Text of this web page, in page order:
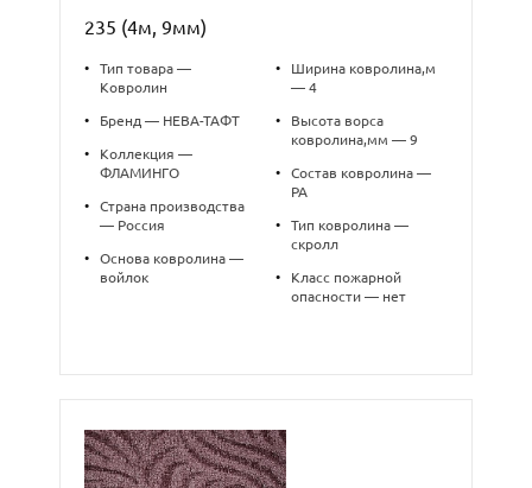
235 (4м, 9мм)
•
Тип товара —
Ковролин
• Бренд — НЕВА-ТАФТ
•
Коллекция —
ФЛАМИНГО
•
Страна производства
— Россия
•
Основа ковролина —
войлок
•
Ширина ковролина,м
— 4
•
Высота ворса
ковролина,мм — 9
•
Состав ковролина —
PA
•
Тип ковролина —
скролл
•
Класс пожарной
опасности — нет